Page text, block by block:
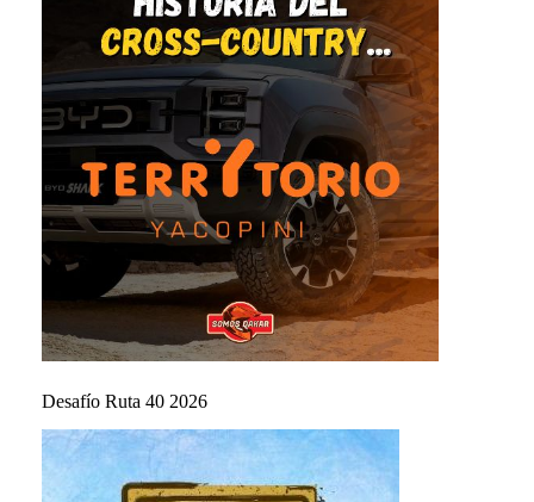
Desafío Ruta 40 2026